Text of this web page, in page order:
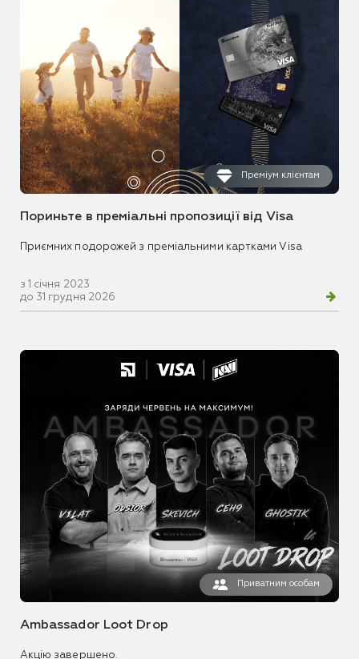
Преміум клієнтам
Пориньте в преміальні пропозиції від Visa
Приємних подорожей з преміальними картками Visa
з 1 січня 2023
до 31 грудня 2026
Приватним особам
Ambassador Loot Drop
Акцію завершено.